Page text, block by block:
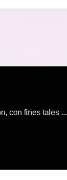
con fines tales ...